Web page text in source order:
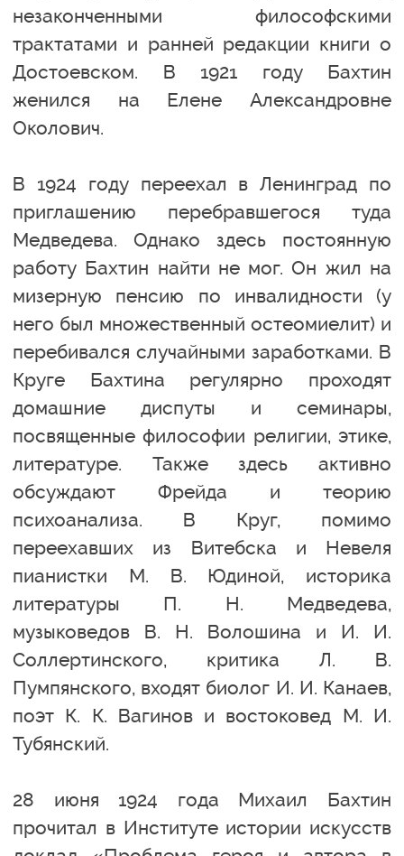
незаконченными философскими
трактатами и ранней редакции книги о
Достоевском. В 1921 году Бахтин
женился на Елене Александровне
Околович.
В 1924 году переехал в Ленинград по
приглашению перебравшегося туда
Медведева. Однако здесь постоянную
работу Бахтин найти не мог. Он жил на
мизерную пенсию по инвалидности (у
него был множественный остеомиелит) и
перебивался случайными заработками. В
Круге Бахтина регулярно проходят
домашние диспуты и семинары,
посвященные философии религии, этике,
литературе. Также здесь активно
обсуждают Фрейда и теорию
психоанализа. В Круг, помимо
переехавших из Витебска и Невеля
пианистки М. В. Юдиной, историка
литературы П. Н. Медведева,
музыковедов В. Н. Волошина и И. И.
Соллертинского, критика Л. В.
Пумпянского, входят биолог И. И. Канаев,
поэт К. К. Вагинов и востоковед М. И.
Тубянский.
28 июня 1924 года Михаил Бахтин
прочитал в Институте истории искусств